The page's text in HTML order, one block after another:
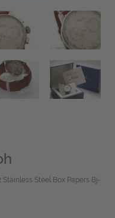
Stainless Steel Box Papers Bj-